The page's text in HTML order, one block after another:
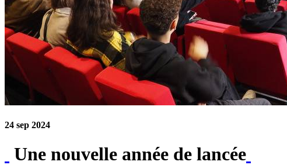
24 sep 2024
Une nouvelle année de lancée